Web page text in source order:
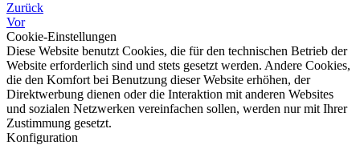
Zurück
Vor
Cookie-Einstellungen
Diese Website benutzt Cookies, die für den technischen Betrieb der
Website erforderlich sind und stets gesetzt werden. Andere Cookies,
die den Komfort bei Benutzung dieser Website erhöhen, der
Direktwerbung dienen oder die Interaktion mit anderen Websites
und sozialen Netzwerken vereinfachen sollen, werden nur mit Ihrer
Zustimmung gesetzt.
Konfiguration